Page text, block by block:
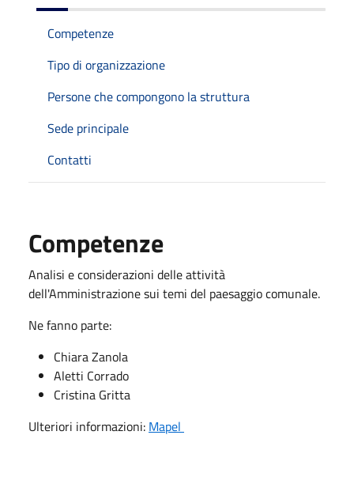
Competenze
Tipo di organizzazione
Persone che compongono la struttura
Sede principale
Contatti
Competenze
Analisi e considerazioni delle attività
dell'Amministrazione sui temi del paesaggio comunale.
Ne fanno parte:
Chiara Zanola
Aletti Corrado
Cristina Gritta
Ulteriori informazioni: Mapel